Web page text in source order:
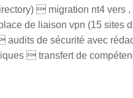
 migration nt4 vers
de liaison vpn (15 sites
audits de sécurité avec
 transfert de